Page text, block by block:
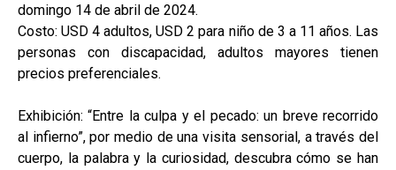
domingo 14 de abril de 2024.
Costo: USD 4 adultos, USD 2 para niño de 3 a 11 años. Las
personas con discapacidad, adultos mayores tienen
precios preferenciales.
Exhibición: “Entre la culpa y el pecado: un breve recorrido
al infierno”, por medio de una visita sensorial, a través del
cuerpo, la palabra y la curiosidad, descubra cómo se han